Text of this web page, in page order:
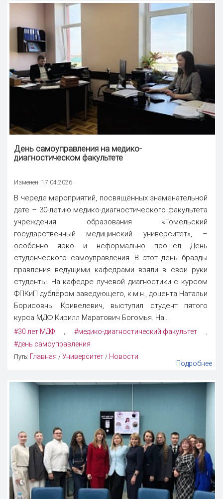
День самоуправления на медико-
диагностическом факультете
Изменен: 17.04.2026
В череде мероприятий, посвящённых знаменательной
дате – 30-летию медико-диагностического факультета
учреждения образования «Гомельский
государственный медицинский университет», –
особенно ярко и неформально прошёл День
студенческого самоуправления. В этот день бразды
правления ведущими кафедрами взяли в свои руки
студенты. На кафедре лучевой диагностики с курсом
ФПКиП дублёром заведующего, к.м.н., доцента Натальи
Борисовны Кривелевич, выступил студент пятого
курса МДФ Кирилл Маратович Богомья. На...
#30 лет МДФ , #медико-диагностический факультет ,
#день самоуправления
Путь: Главная / Университет / Новости
Подробнее